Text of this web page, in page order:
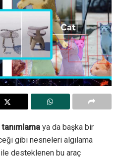
ya da başka bir
gibi nesneleri algılama
ile desteklenen bu araç